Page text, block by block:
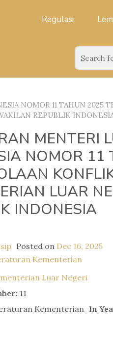
Regulasi
NOMOR 11 TAHUN
REPUBLIK
MENTERI
NOMOR
LUAR
INDONESIA
Posted on Dec 16, 2025
Kementerian
Luar Negeri
11
Kementerian In